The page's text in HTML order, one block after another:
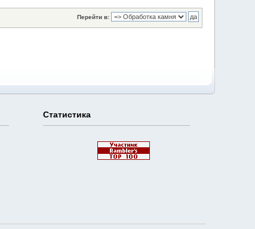
Перейти в:
Статистика